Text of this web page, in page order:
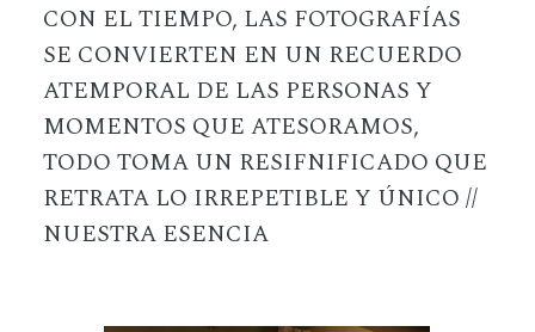
CON EL TIEMPO, LAS FOTOGRAFÍAS
SE CONVIERTEN EN UN RECUERDO
ATEMPORAL DE LAS PERSONAS Y
MOMENTOS QUE ATESORAMOS,
TODO TOMA UN RESIFNIFICADO QUE
RETRATA LO IRREPETIBLE Y ÚNICO //
NUESTRA ESENCIA